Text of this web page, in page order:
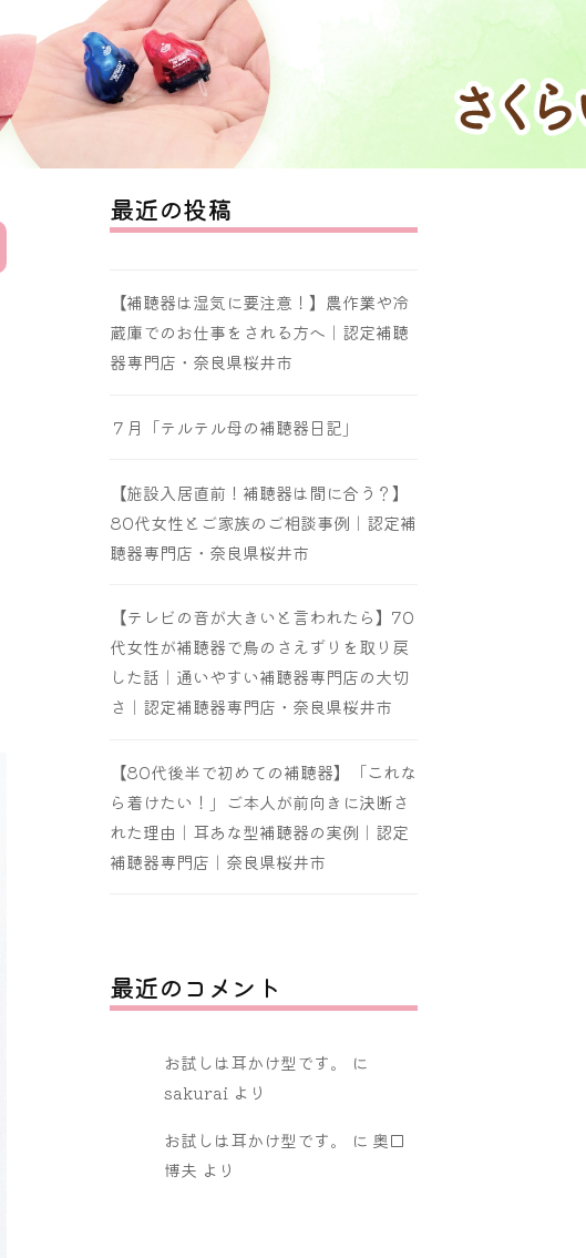
最近の投稿
【補聴器は湿気に要注意！】農作業や冷
蔵庫でのお仕事をされる方へ｜認定補聴
器専門店・奈良県桜井市
７月「テルテル母の補聴器日記」
【施設入居直前！補聴器は間に合う？】
80代女性とご家族のご相談事例｜認定補
聴器専門店・奈良県桜井市
【テレビの音が大きいと言われたら】70
代女性が補聴器で鳥のさえずりを取り戻
した話｜通いやすい補聴器専門店の大切
さ｜認定補聴器専門店・奈良県桜井市
【80代後半で初めての補聴器】「これな
ら着けたい！」ご本人が前向きに決断さ
れた理由｜耳あな型補聴器の実例｜認定
補聴器専門店｜奈良県桜井市
最近のコメント
お試しは耳かけ型です。
に
sakurai より
お試しは耳かけ型です。
に 奥口
博夫 より